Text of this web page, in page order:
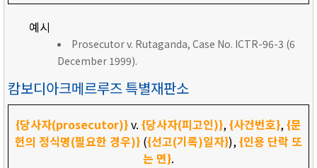
예시
Prosecutor v. Rutaganda, Case No. ICTR-96-3 (6
December 1999).
캄보디아크메르루즈 특별재판소
{당사자(prosecutor)}v. {당사자(피고인)},{사건번호},{문
헌의 정식명(필요한 경우)} ({선고(기록)일자}),{인용 단락 또
는 면}.